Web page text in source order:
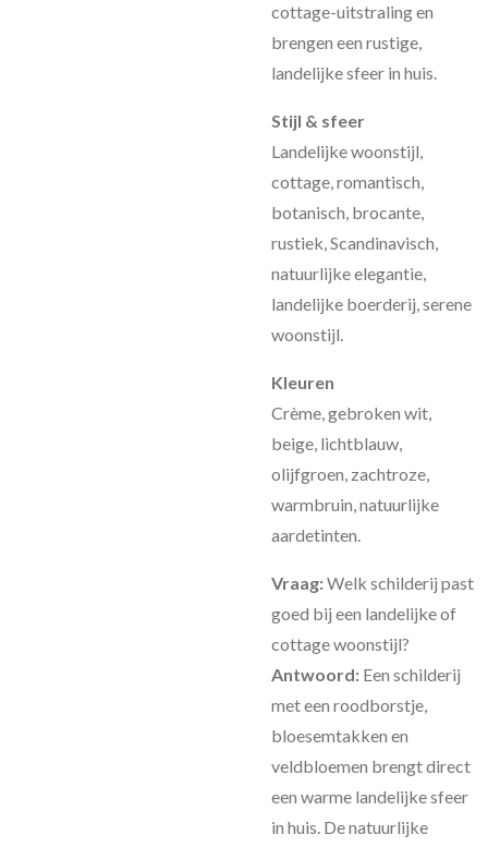
cottage-uitstraling en
brengen een rustige,
landelijke sfeer in huis.
Stijl & sfeer
Landelijke woonstijl,
cottage, romantisch,
botanisch, brocante,
rustiek, Scandinavisch,
natuurlijke elegantie,
landelijke boerderij, serene
woonstijl.
Kleuren
Crème, gebroken wit,
beige, lichtblauw,
olijfgroen, zachtroze,
warmbruin, natuurlijke
aardetinten.
Vraag:Welk schilderij past
goed bij een landelijke of
cottage woonstijl?
Antwoord: Een schilderij
met een roodborstje,
bloesemtakken en
veldbloemen brengt direct
een warme landelijke sfeer
in huis. De natuurlijke